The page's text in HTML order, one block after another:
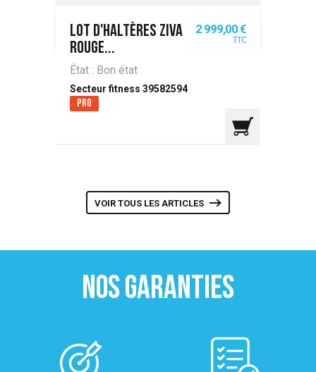
LOT D'HALTÈRES ZIVA
ROUGE...
Prix
2 999,00 €
TTC
État : Bon état
Secteur fitness 39582594
Pro
VOIR TOUS LES ARTICLES
NOS GARANTIES